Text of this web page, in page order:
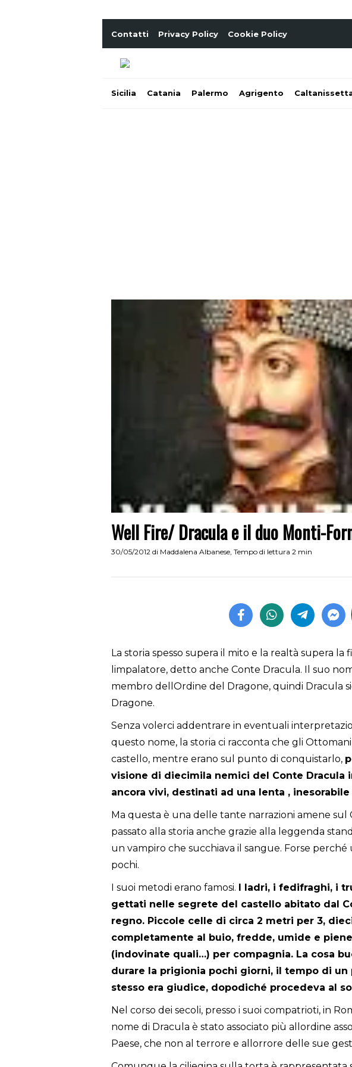
Contatti Privacy Policy Cookie Policy
Sicilia Catania Palermo Agrigento
Well Fire/ Dracula e il duo Monti-
30/05/2012 di Maddalena Albanese, Tempo di lettura 2 min
La storia spesso supera il mito e la realtà supera la
limpalatore, detto anche Conte Dracula. Il suo
membro dellOrdine del Dragone, quindi Dracula
Dragone.
Senza volerci addentrare in eventuali
questo nome, la storia ci racconta che gli
castello, mentre erano sul punto di conquistarlo,
visione di diecimila nemici del Conte Dracula
ancora vivi, destinati ad una lenta , inesorabile
Ma questa è una delle tante narrazioni amene sul
passato alla storia anche grazie alla leggenda
un vampiro che succhiava il sangue. Forse
pochi.
I suoi metodi erano famosi. I ladri, i fedifraghi, i
gettati nelle segrete del castello abitato dal
regno. Piccole celle di circa 2 metri per 3,
completamente al buio, fredde, umide e
(indovinate quali…) per compagnia. La cosa
durare la prigionia pochi giorni, il tempo di un
stesso era giudice, dopodiché procedeva al
Nel corso dei secoli, presso i suoi compatrioti, in
nome di Dracula è stato associato più allordine
Paese, che non al terrore e allorrore delle sue